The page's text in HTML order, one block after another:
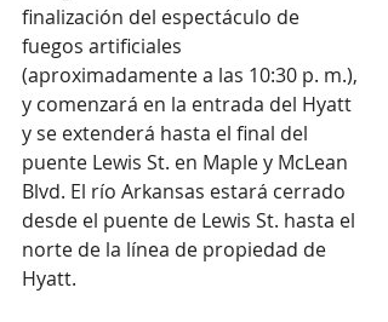
finalización del espectáculo de
fuegos artificiales
(aproximadamente a las 10:30 p. m.),
y comenzará en la entrada del Hyatt
y se extenderá hasta el final del
puente Lewis St. en Maple y McLean
Blvd. El río Arkansas estará cerrado
desde el puente de Lewis St. hasta el
norte de la línea de propiedad de
Hyatt.